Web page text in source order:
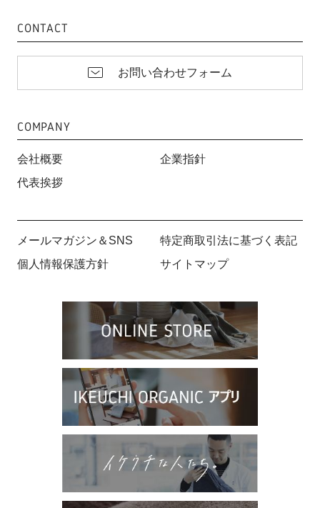
CONTACT
お問い合わせフォーム
COMPANY
会社概要
企業指針
代表挨拶
メールマガジン＆SNS
特定商取引法に基づく表記
個人情報保護方針
サイトマップ